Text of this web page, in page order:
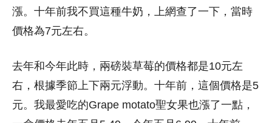
漲。十年前我不買這種牛奶，上網查了一下，當時
價格為7元左右。
去年和今年此時，兩磅裝草莓的價格都是10元左
右，根據季節上下兩元浮動。十年前，這個價格是5
元。我最愛吃的Grape motato聖女果也漲了一點，